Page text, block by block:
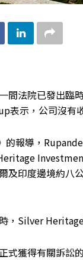
間法院已發出臨
表示，公司沒有
報導，
及印度邊境約八
，Silver
式獲得有關訴